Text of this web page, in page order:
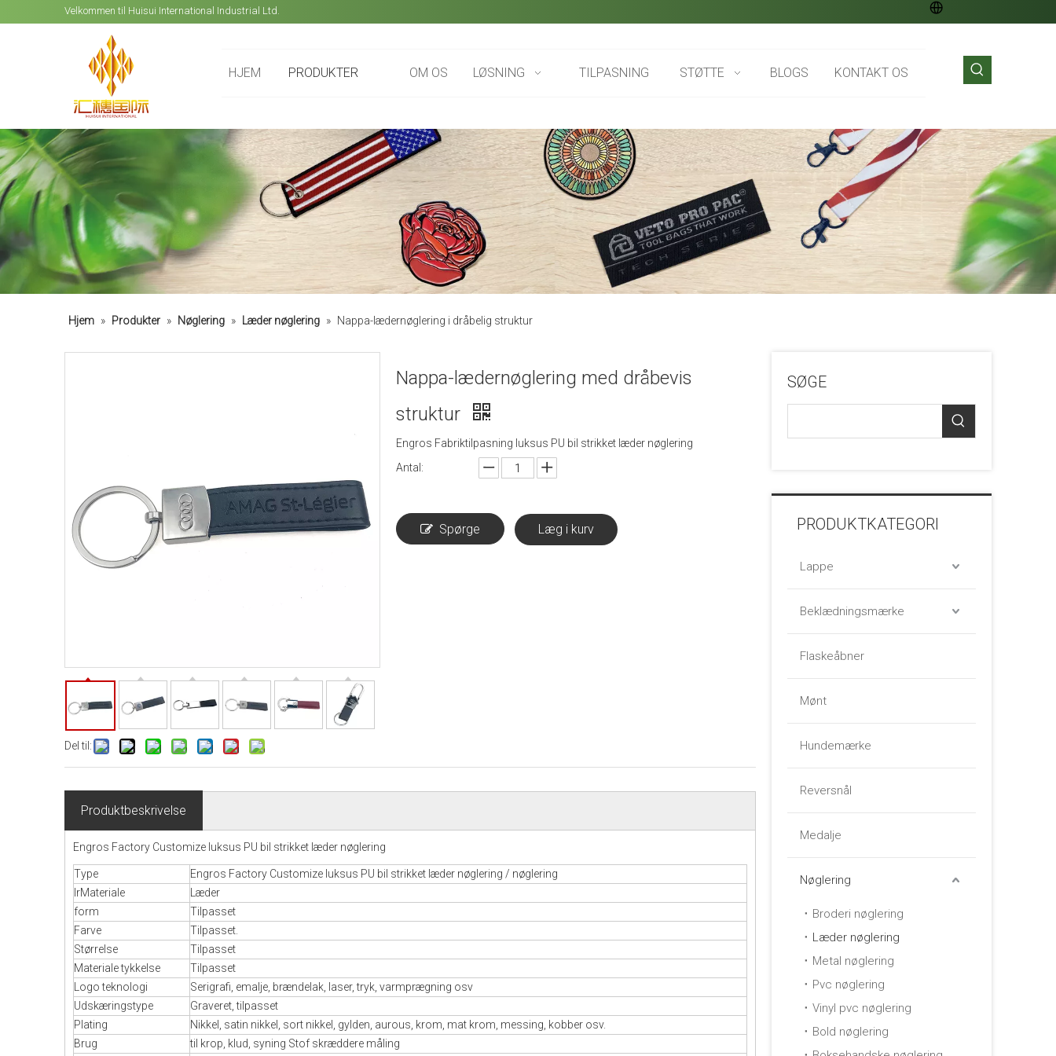
Velkommen til Huisui International Industrial Ltd.
HJEM PRODUKTER OM OS LØSNING TILPASNING STØTTE BLOGS KONTAKT OS
Hjem » Produkter » Nøglering » Læder nøglering » Nappa-lædernøglering i dråbelig struktur
Del til:
Nappa-lædernøglering med dråbevis
struktur
Engros Fabriktilpasning luksus PU bil strikket læder nøglering
Antal:
Spørge Læg i kurv
Produktbeskrivelse
Engros Factory Customize luksus PU bil strikket læder nøglering
Type
Engros Factory Customize luksus PU bil strikket læder nøglering / nøglering
lrMateriale
Læder
form
Tilpasset
Farve
Tilpasset.
Størrelse
Tilpasset
Materiale tykkelse
Tilpasset
Logo teknologi
Serigrafi, emalje, brændelak, laser, tryk, varmprægning osv
Udskæringstype
Graveret, tilpasset
Plating
Nikkel, satin nikkel, sort nikkel, gylden, aurous, krom, mat krom, messing, kobber osv.
Brug
til krop, klud, syning Stof skræddere måling
SØGE
PRODUKTKATEGORI
Lappe
Beklædningsmærke
Flaskeåbner
Mønt
Hundemærke
Reversnål
Medalje
Nøglering
Broderi nøglering
Læder nøglering
Metal nøglering
Pvc nøglering
Vinyl pvc nøglering
Bold nøglering